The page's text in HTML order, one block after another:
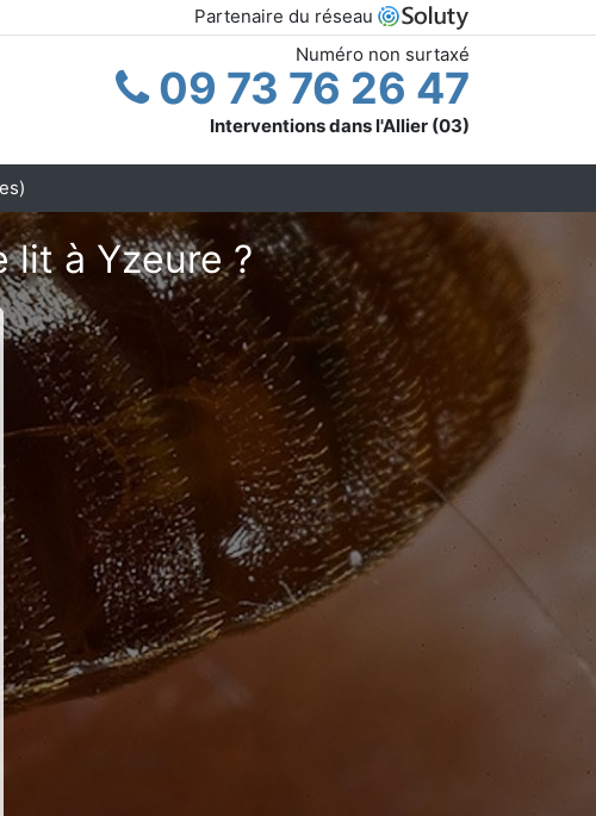
Partenaire du réseau
Numéro non surtaxé
09 73 76 26 47
Interventions dans l'Allier (03)
lit à Yzeure ?